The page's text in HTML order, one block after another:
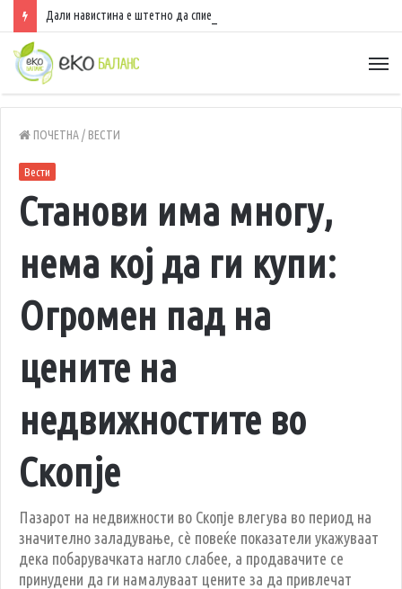
Дали навистина е штетно да спиете со вклучен вентилатор?
ПОЧЕТНА/ ВЕСТИ
Вести
Станови има многу,
нема кој да ги купи:
Огромен пад на
цените на
недвижностите во
Скопје
Пазарот на недвижности во Скопје влегува во период на
значително заладување, сè повеќе показатели укажуваат
дека побарувачката нагло слабее, а продавачите се
принудени да ги намалуваат цените за да привлечат